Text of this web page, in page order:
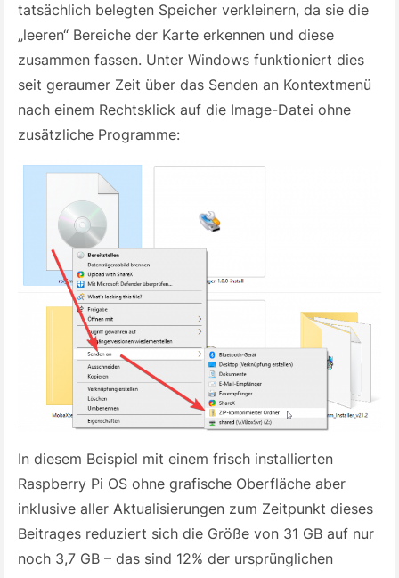
tatsächlich belegten Speicher verkleinern, da sie die
„leeren“ Bereiche der Karte erkennen und diese
zusammen fassen. Unter Windows funktioniert dies
seit geraumer Zeit über das Senden an Kontextmenü
nach einem Rechtsklick auf die Image-Datei ohne
zusätzliche Programme:
In diesem Beispiel mit einem frisch installierten
Raspberry Pi OS ohne grafische Oberfläche aber
inklusive aller Aktualisierungen zum Zeitpunkt dieses
Beitrages reduziert sich die Größe von 31 GB auf nur
noch 3,7 GB – das sind 12% der ursprünglichen